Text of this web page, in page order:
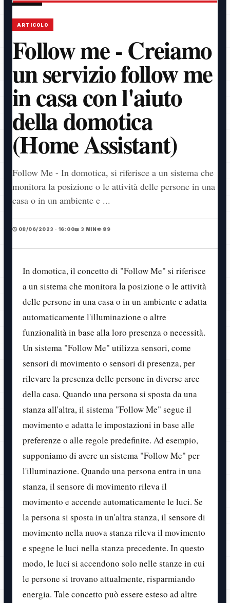
ARTICOLO
Follow me - Creiamo
un servizio follow me
in casa con l'aiuto
della domotica
(Home Assistant)
Follow Me - In domotica, si riferisce a un sistema che
monitora la posizione o le attività delle persone in una
casa o in un ambiente e ...
🕒 08/06/2023 · 16:00📖 3 MIN👁️ 89
In domotica, il concetto di "Follow Me" si riferisce
a un sistema che monitora la posizione o le attività
delle persone in una casa o in un ambiente e adatta
automaticamente l'illuminazione o altre
funzionalità in base alla loro presenza o necessità.
Un sistema "Follow Me" utilizza sensori, come
sensori di movimento o sensori di presenza, per
rilevare la presenza delle persone in diverse aree
della casa. Quando una persona si sposta da una
stanza all'altra, il sistema "Follow Me" segue il
movimento e adatta le impostazioni in base alle
preferenze o alle regole predefinite. Ad esempio,
supponiamo di avere un sistema "Follow Me" per
l'illuminazione. Quando una persona entra in una
stanza, il sensore di movimento rileva il
movimento e accende automaticamente le luci. Se
la persona si sposta in un'altra stanza, il sensore di
movimento nella nuova stanza rileva il movimento
e spegne le luci nella stanza precedente. In questo
modo, le luci si accendono solo nelle stanze in cui
le persone si trovano attualmente, risparmiando
energia. Tale concetto può essere esteso ad altre